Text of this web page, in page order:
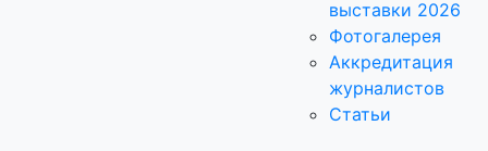
выставки 2026
Фотогалерея
Аккредитация
журналистов
Статьи